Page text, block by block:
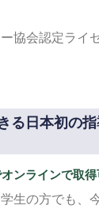
る日本初の
ンラインで取得
生の方でも、